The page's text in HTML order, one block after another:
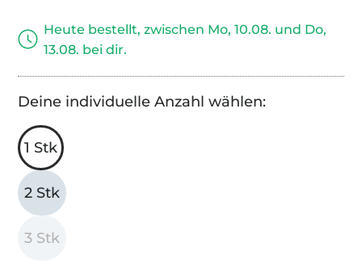
Heute bestellt, zwischen Mo, 10.08. und Do,
13.08. bei dir.
Deine individuelle Anzahl wählen:
1 Stk
2 Stk
3 Stk